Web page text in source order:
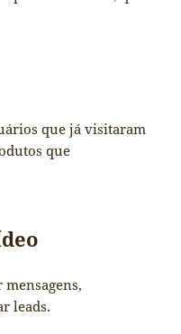
que já visitaram
que
leads.